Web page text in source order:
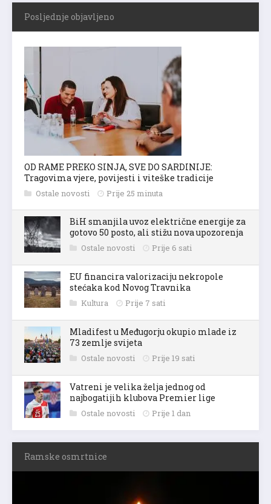
Posljednje objavljeno
OD RAME PREKO SINJA, SVE DO SARDINIJE:
Tragovima vjere, povijesti i viteške tradicije
Ostale novosti Prije 25 minuta
BiH smanjila uvoz električne energije za
gotovo 50 posto, ali stižu nova upozorenja
Ostale novosti Prije 6 sati
EU financira valorizaciju nekropole
stećaka kod Novog Travnika
Kultura Prije 7 sati
Mladifest u Međugorju okupio mlade iz
73 zemlje svijeta
Ostale novosti Prije 19 sati
Vatreni je velika želja jednog od
najbogatijih klubova Premier lige
Ostale novosti Prije 1 dan
Ramske osmrtnice